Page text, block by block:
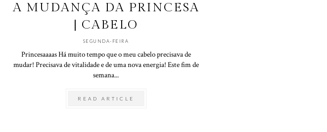
A MUDANÇA DA PRINCESA
| CABELO
SEGUNDA-FEIRA
Princesaaaas Há muito tempo que o meu cabelo precisava de
mudar! Precisava de vitalidade e de uma nova energia! Este fim de
semana...
READ ARTICLE